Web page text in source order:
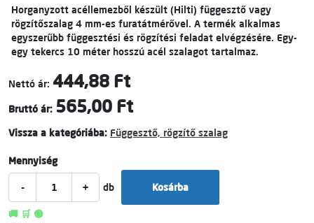
Horganyzott acéllemezből készült (Hilti) függesztő vagy
rögzítőszalag 4 mm-es furatátmérővel. A termék alkalmas
egyszerűbb függesztési és rögzítési feladat elvégzésére. Egy-
egy tekercs 10 méter hosszú acél szalagot tartalmaz.
Nettó ár: 444,88 Ft
Bruttó ár: 565,00 Ft
Vissza a kategóriába: Függesztő, rögzítő szalag
Mennyiség
- + db Kosárba
🚚 🛒 🟢